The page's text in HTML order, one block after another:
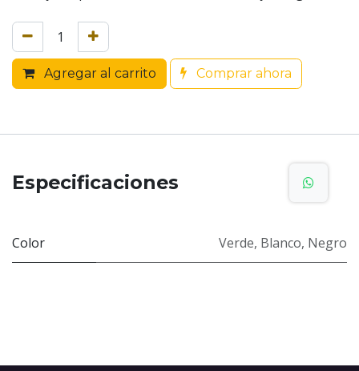
Agregar al carrito Comprar ahora
Especificaciones
Color Verde, Blanco, Negro